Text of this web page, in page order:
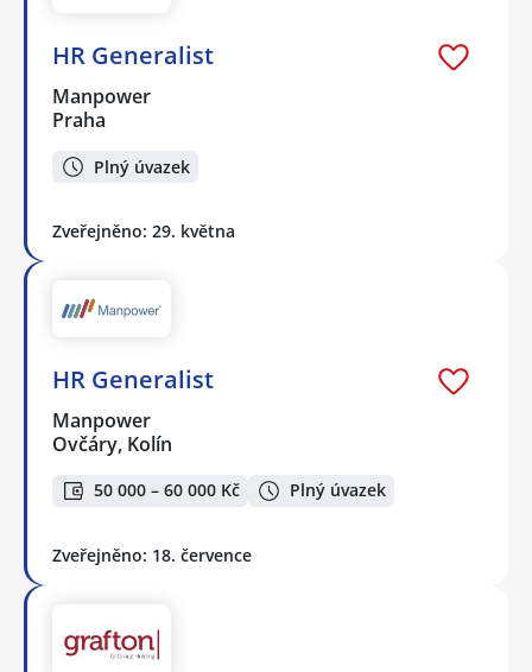
HR Generalist
Manpower
Praha
Plný úvazek
Zveřejněno: 29. května
HR Generalist
Manpower
Ovčáry, Kolín
50 000 – 60 000 Kč Plný úvazek
Zveřejněno: 18. července